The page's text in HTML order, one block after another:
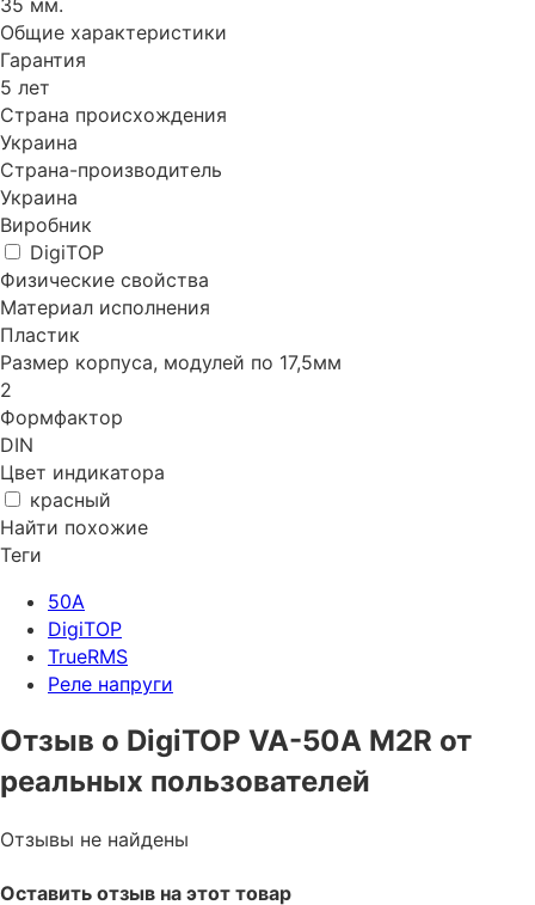
Общие характеристики
Гарантия
5 лет
Страна происхождения
Украина
Страна-производитель
Украина
Виробник
DigiTOP
Физические свойства
Материал исполнения
Пластик
Размер корпуса, модулей по 17,5мм
2
Формфактор
DIN
Цвет индикатора
красный
Найти похожие
Теги
50A
DigiTOP
TrueRMS
Реле напруги
Отзыв о DigiTOP VA-50A M2R от
реальных пользователей
Отзывы не найдены
Оставить отзыв на этот товар